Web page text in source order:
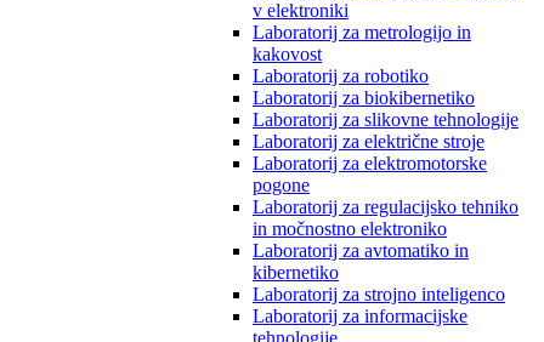
v elektroniki
Laboratorij za metrologijo in
kakovost
Laboratorij za robotiko
Laboratorij za biokibernetiko
Laboratorij za slikovne tehnologije
Laboratorij za električne stroje
Laboratorij za elektromotorske
pogone
Laboratorij za regulacijsko tehniko
in močnostno elektroniko
Laboratorij za avtomatiko in
kibernetiko
Laboratorij za strojno inteligenco
Laboratorij za informacijske
tehnologije